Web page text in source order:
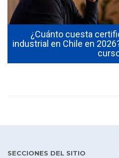
¿Cuánto cuesta
industrial en Chile en
SECCIONES DEL SITIO